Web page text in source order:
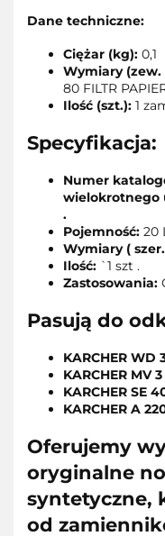
Dane techniczne:
Ciężar (kg): 0,1
Wymiary (zew.
80 FILTR
Ilość (szt.): 1
Specyfikacja:
Numer
wielokrotnego
.
Pojemność: 20
Wymiary (
Ilość: `1 szt .
Zastosowania:
Pasują do
KARCHER WD
KARCHER MV
KARCHER SE
KARCHER A
Oferujemy
oryginalne
syntetyczne,
od